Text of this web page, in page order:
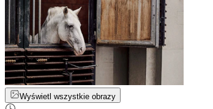
Wyświetl wszystkie obrazy